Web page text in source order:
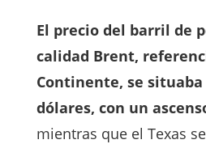
El precio del barril de
calidad Brent,
Continente, se situaba
dólares, con un
mientras que el Texas